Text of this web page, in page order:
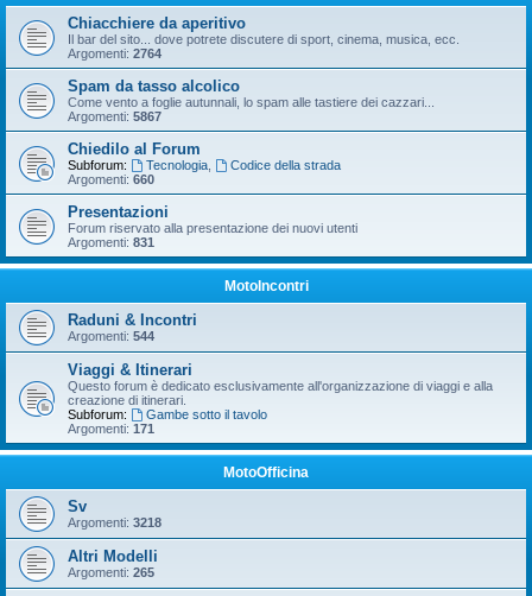
Chiacchiere da aperitivo
Il bar del sito... dove potrete discutere di sport, cinema, musica, ecc.
Argomenti: 2764
Spam da tasso alcolico
Come vento a foglie autunnali, lo spam alle tastiere dei cazzari...
Argomenti: 5867
Chiedilo al Forum
Subforum: Tecnologia,
Codice della strada
Argomenti: 660
Presentazioni
Forum riservato alla presentazione dei nuovi utenti
Argomenti: 831
MotoIncontri
Raduni & Incontri
Argomenti: 544
Viaggi & Itinerari
Questo forum è dedicato esclusivamente all'organizzazione di viaggi e alla
creazione di itinerari.
Subforum:
Gambe sotto il tavolo
Argomenti: 171
MotoOfficina
Sv
Argomenti: 3218
Altri Modelli
Argomenti: 265